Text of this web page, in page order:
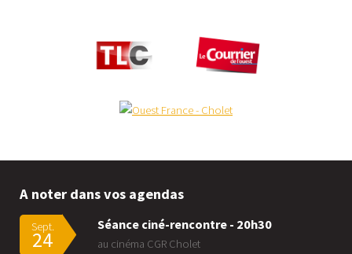
A noter dans vos agendas
Sept.
24
Séance ciné-rencontre - 20h30
au cinéma CGR Cholet